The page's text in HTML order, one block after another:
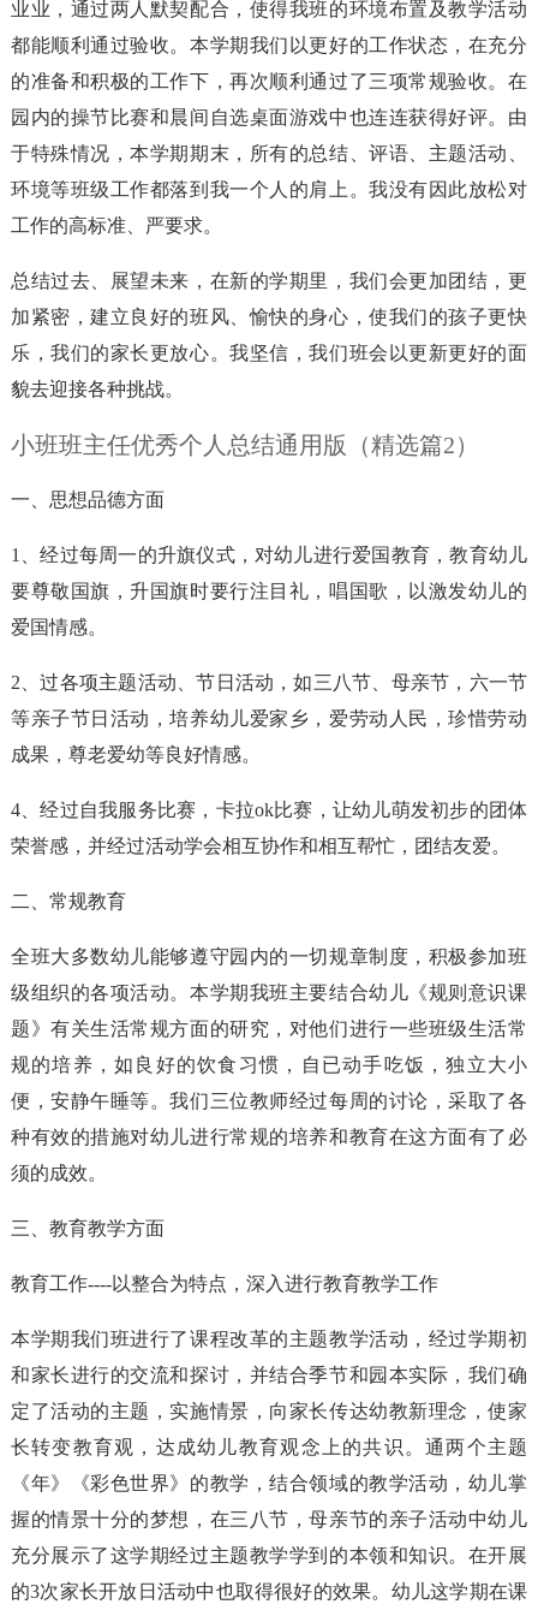
业业，通过两人默契配合，使得我班的环境布置及教学活动
都能顺利通过验收。本学期我们以更好的工作状态，在充分
的准备和积极的工作下，再次顺利通过了三项常规验收。在
园内的操节比赛和晨间自选桌面游戏中也连连获得好评。由
于特殊情况，本学期期末，所有的总结、评语、主题活动、
环境等班级工作都落到我一个人的肩上。我没有因此放松对
工作的高标准、严要求。
总结过去、展望未来，在新的学期里，我们会更加团结，更
加紧密，建立良好的班风、愉快的身心，使我们的孩子更快
乐，我们的家长更放心。我坚信，我们班会以更新更好的面
貌去迎接各种挑战。
小班班主任优秀个人总结通用版（精选篇2）
一、思想品德方面
1、经过每周一的升旗仪式，对幼儿进行爱国教育，教育幼儿
要尊敬国旗，升国旗时要行注目礼，唱国歌，以激发幼儿的
爱国情感。
2、过各项主题活动、节日活动，如三八节、母亲节，六一节
等亲子节日活动，培养幼儿爱家乡，爱劳动人民，珍惜劳动
成果，尊老爱幼等良好情感。
4、经过自我服务比赛，卡拉ok比赛，让幼儿萌发初步的团体
荣誉感，并经过活动学会相互协作和相互帮忙，团结友爱。
二、常规教育
全班大多数幼儿能够遵守园内的一切规章制度，积极参加班
级组织的各项活动。本学期我班主要结合幼儿《规则意识课
题》有关生活常规方面的研究，对他们进行一些班级生活常
规的培养，如良好的饮食习惯，自已动手吃饭，独立大小
便，安静午睡等。我们三位教师经过每周的讨论，采取了各
种有效的措施对幼儿进行常规的培养和教育在这方面有了必
须的成效。
三、教育教学方面
教育工作----以整合为特点，深入进行教育教学工作
本学期我们班进行了课程改革的主题教学活动，经过学期初
和家长进行的交流和探讨，并结合季节和园本实际，我们确
定了活动的主题，实施情景，向家长传达幼教新理念，使家
长转变教育观，达成幼儿教育观念上的共识。通两个主题
《年》《彩色世界》的教学，结合领域的教学活动，幼儿掌
握的情景十分的梦想，在三八节，母亲节的亲子活动中幼儿
充分展示了这学期经过主题教学学到的本领和知识。在开展
的3次家长开放日活动中也取得很好的效果。幼儿这学期在课